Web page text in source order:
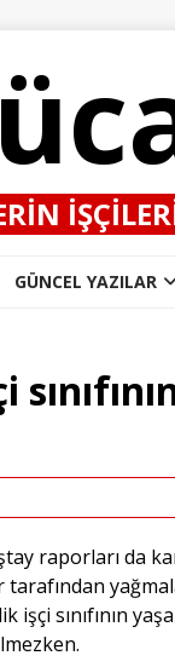
GÜNCEL YAZILAR
raporları da
işçi sınıfının